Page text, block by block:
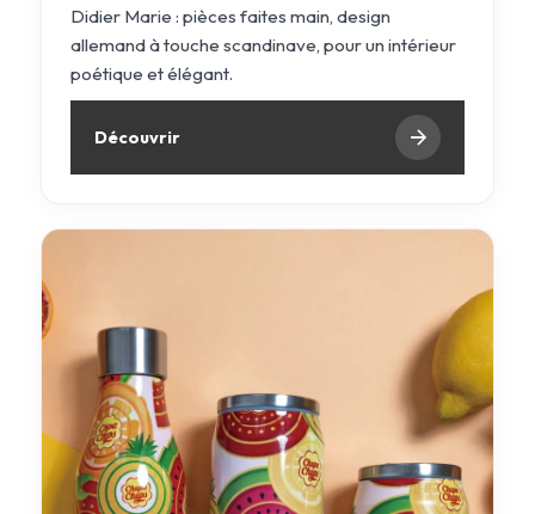
Didier Marie : pièces faites main, design
allemand à touche scandinave, pour un intérieur
poétique et élégant.
Découvrir